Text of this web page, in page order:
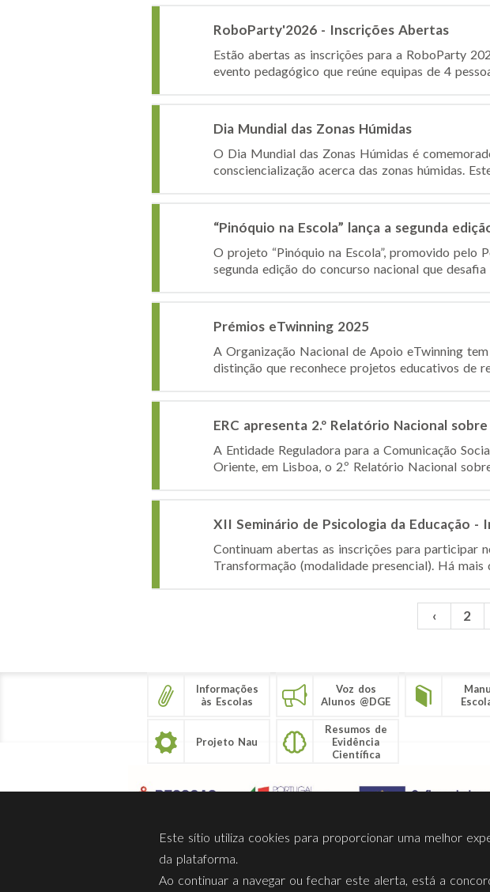
RoboParty'2026 - Inscrições Abertas
Estão abertas as inscrições para a RoboParty
evento pedagógico que reúne equipas de 4
Dia Mundial das Zonas Húmidas
O Dia Mundial das Zonas Húmidas é
consciencialização acerca das zonas húmidas.
“Pinóquio na Escola” lança a segunda
O projeto “Pinóquio na Escola”, promovido pelo
segunda edição do concurso nacional que
Prémios eTwinning 2025
A Organização Nacional de Apoio eTwinning
distinção que reconhece projetos educativos de
ERC apresenta 2.º Relatório Nacional
A Entidade Reguladora para a Comunicação
Oriente, em Lisboa, o 2.º Relatório Nacional
XII Seminário de Psicologia da Educação -
Continuam abertas as inscrições para participar
Transformação (modalidade presencial). Há
‹ 2
Informações
às Escolas
Voz dos
Alunos @DGE
Projeto Nau
Resumos de
Evidência
Científica
Sobre Nós Privacidade Termos Utilização
Este sítio utiliza cookies para proporcionar uma melhor
da plataforma.
Ao continuar a navegar ou fechar este alerta, está a